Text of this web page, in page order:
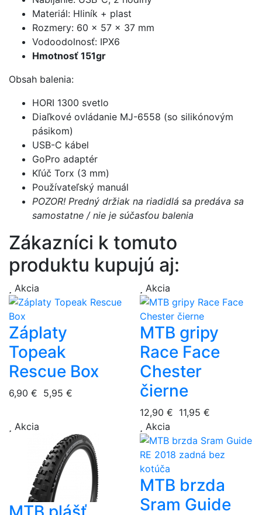
Materiál: Hliník + plast
Rozmery: 60 × 57 × 37 mm
Vodoodolnosť: IPX6
Hmotnosť 151gr
Obsah balenia:
HORI 1300 svetlo
Diaľkové ovládanie MJ-6558 (so silikónovým
pásikom)
USB-C kábel
GoPro adaptér
Kľúč Torx (3 mm)
Používateľský manuál
POZOR! Predný držiak na riadidlá sa predáva sa
samostatne / nie je súčasťou balenia
Zákazníci k tomuto
produktu kupujú aj:
Akcia
Záplaty
Topeak
Rescue Box
6,90 € 5,95 €
Akcia
MTB gripy
Race Face
Chester
čierne
12,90 € 11,95 €
Akcia
Akcia
MTB brzda
Sram Guide